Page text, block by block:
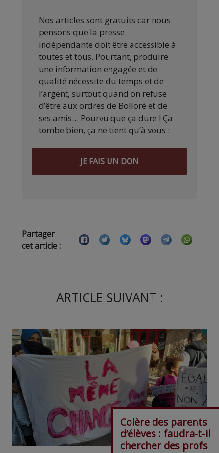
Nos articles sont gratuits car nous
pensons que la presse
indépendante doit être accessible à
toutes et tous. Pourtant, produire
une information engagée et de
qualité nécessite du temps et de
l’argent, surtout quand on refuse
d’être aux ordres de Bolloré et de
ses amis… Pourvu que ça dure ! Ça
tombe bien, ça ne tient qu’à vous :
JE FAIS UN DON
Partager
cet article :
ARTICLE SUIVANT :
Colère des parents
d’élèves : faudra-t-il
chercher des profs